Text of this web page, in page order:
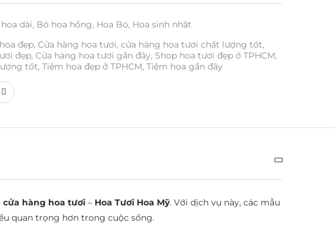
dài, Bó hoa hồng, Hoa Bó, Hoa sinh nhật
đẹp, Cửa hàng hoa tươi, cửa hàng hoa tươi chất lượng tốt,
đẹp, Cửa hàng hoa tươi gần đây, Shop hoa tươi đẹp ở TPHCM,
tốt, Tiệm hoa đẹp ở TPHCM, Tiệm hoa gần đây
cửa hàng hoa tươi – Hoa Tươi Hoa Mỹ. Với dịch vụ này, các mẫu
quan trọng hơn trong cuộc sống.